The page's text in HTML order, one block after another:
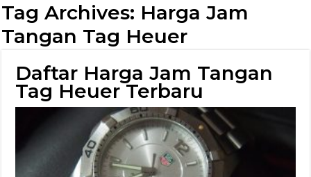
Tag Archives: Harga Jam
Tangan Tag Heuer
Daftar Harga Jam Tangan
Tag Heuer Terbaru